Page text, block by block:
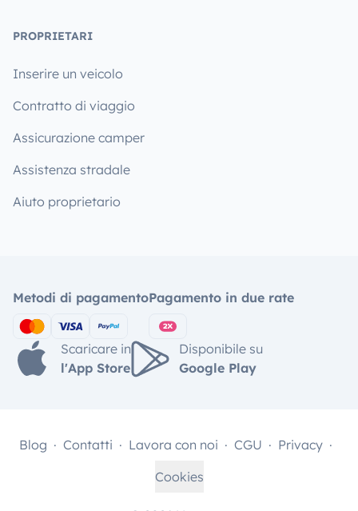
PROPRIETARI
Inserire un veicolo
Contratto di viaggio
Assicurazione camper
Assistenza stradale
Aiuto proprietario
Metodi di pagamentoPagamento in due rate
Scaricare in
l'App Store
Disponibile su
Google Play
Blog Contatti Lavora con noi CGU
Privacy
Cookies